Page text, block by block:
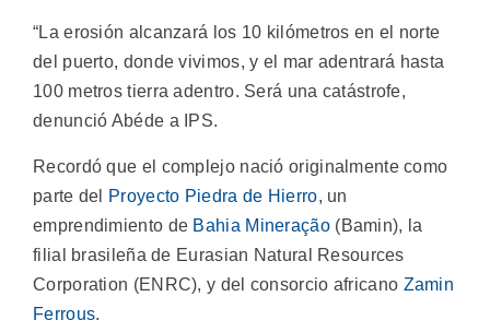
“La erosión alcanzará los 10 kilómetros en el norte
del puerto, donde vivimos, y el mar adentrará hasta
100 metros tierra adentro. Será una catástrofe,
denunció Abéde a IPS.
Recordó que el complejo nació originalmente como
parte del
Proyecto Piedra de Hierro, un
emprendimiento de Bahia Mineração(Bamin), la
filial brasileña de Eurasian Natural Resources
Corporation (ENRC), y del consorcio africano Zamin
Ferrous.